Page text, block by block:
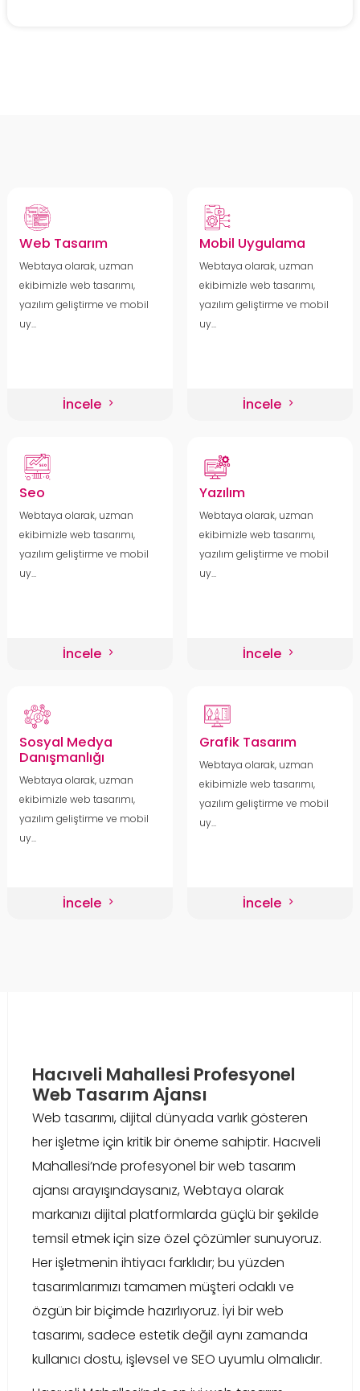
Web Tasarım
Webtaya olarak, uzman
ekibimizle web tasarımı,
yazılım geliştirme ve mobil
uy...
İncele
Mobil Uygulama
Webtaya olarak, uzman
ekibimizle web tasarımı,
yazılım geliştirme ve mobil
uy...
İncele
Seo
Webtaya olarak, uzman
ekibimizle web tasarımı,
yazılım geliştirme ve mobil
uy...
İncele
Yazılım
Webtaya olarak, uzman
ekibimizle web tasarımı,
yazılım geliştirme ve mobil
uy...
İncele
Sosyal Medya
Danışmanlığı
Webtaya olarak, uzman
ekibimizle web tasarımı,
yazılım geliştirme ve mobil
uy...
İncele
Grafik Tasarım
Webtaya olarak, uzman
ekibimizle web tasarımı,
yazılım geliştirme ve mobil
uy...
İncele
Hacıveli Mahallesi Profesyonel
Web Tasarım Ajansı
Web tasarımı, dijital dünyada varlık gösteren
her işletme için kritik bir öneme sahiptir. Hacıveli
Mahallesi’nde profesyonel bir web tasarım
ajansı arayışındaysanız, Webtaya olarak
markanızı dijital platformlarda güçlü bir şekilde
temsil etmek için size özel çözümler sunuyoruz.
Her işletmenin ihtiyacı farklıdır; bu yüzden
tasarımlarımızı tamamen müşteri odaklı ve
özgün bir biçimde hazırlıyoruz. İyi bir web
tasarımı, sadece estetik değil aynı zamanda
kullanıcı dostu, işlevsel ve SEO uyumlu olmalıdır.